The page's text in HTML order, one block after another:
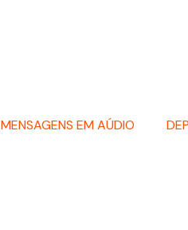
MENSAGENS EM AÚDIO